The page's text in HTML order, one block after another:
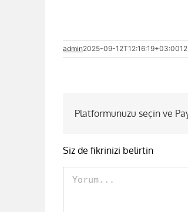
admin2025-09-12T12:16:19+03:00
Platformunuzu seçin ve
Siz de fikrinizi belirtin